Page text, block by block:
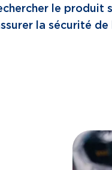
le produit
la sécurité